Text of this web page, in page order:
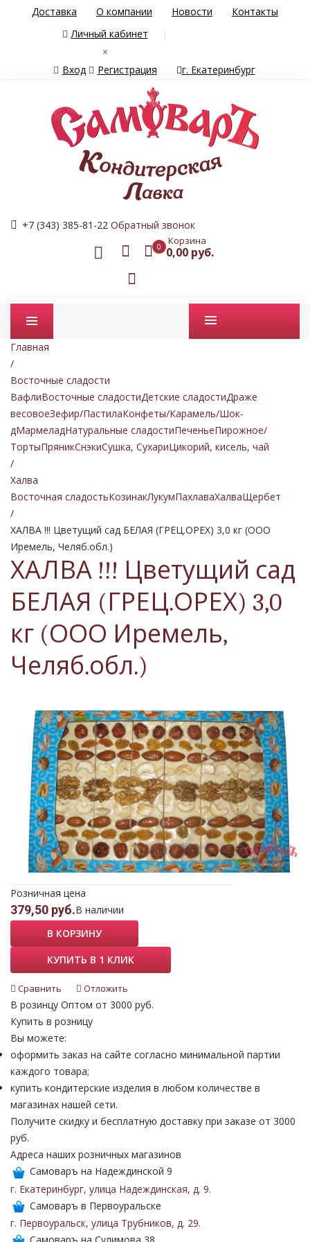
Доставка О компании Новости
Контакты
Личный кабинет
×
Вход
Регистрация г. Екатеринбург
+7 (343) 385-81-22 Обратный звонок
0 Корзина
0,00 руб.
Промо товары
Главная
/
Восточные сладости
ВафлиВосточные сладостиДетские сладостиДраже
весовоеЗефир/ПастилаКонфеты/Карамель/Шок-
дМармеладНатуральные сладостиПеченьеПирожное/
ТортыПряникСнэкиСушка, СухариЦикорий, кисель, чай
/
Халва
Восточная сладостьКозинакЛукумПахлаваХалваЩербет
/
ХАЛВА !!! Цветущий сад БЕЛАЯ (ГРЕЦ.ОРЕХ) 3,0 кг (ООО
Иремель, Челяб.обл.)
ХАЛВА !!! Цветущий сад
БЕЛАЯ (ГРЕЦ.ОРЕХ) 3,0
кг (ООО Иремель,
Челяб.обл.)
Розничная цена
379,50 руб.В наличии
В КОРЗИНУ
КУПИТЬ В 1 КЛИК
Сравнить Отложить
В розинцу Оптом от 3000 руб.
Купить в розницу
Вы можете:
оформить заказ на сайте согласно минимальной партии
каждого товара;
купить кондитерские изделия в любом количестве в
магазинах нашей сети.
Получите скидку и бесплатную доставку при заказе от 3000
руб.
Адреса наших розничных магазинов
Самоваръ на Надеждинской 9
г. Екатеринбург, улица Надеждинская, д. 9.
Самоваръ в Первоуральске
г. Первоуральск, улица Трубников, д. 29.